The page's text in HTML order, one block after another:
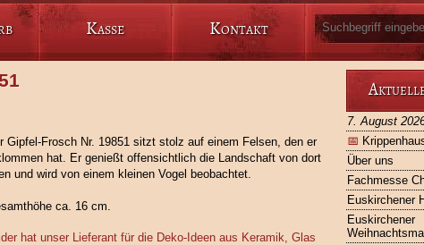
Kasse Kontakt
7. August
📅
Über uns
Fachmesse
Euskirchener
Euskirchener
Gipfel-Frosch Nr. 19851 sitzt stolz auf einem Felsen, den er
hat. Er genießt offensichtlich die Landschaft von dort
und wird von einem kleinen Vogel beobachtet.
ca. 16 cm.
hat unser Lieferant für die Deko-Ideen aus Keramik, Glas